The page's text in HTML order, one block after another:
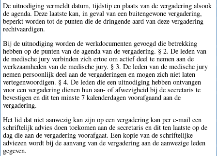
De uitnodiging vermeldt datum, tijdstip en plaats van de vergadering alsook
de agenda. Deze laatste kan, in geval van een buitengewone vergadering,
beperkt worden tot de punten die de dringende aard van deze vergadering
rechtvaardigen.
Bij de uitnodiging worden de werkdocumenten gevoegd die betrekking
hebben op de punten van de agenda van de vergadering. § 2. De leden van
de medische jury verbinden zich ertoe om actief deel te nemen aan de
werkzaamheden van de medische jury. § 3. De leden van de medische jury
nemen persoonlijk deel aan de vergaderingen en mogen zich niet laten
vertegenwoordigen. § 4. De leden die een uitnodiging hebben ontvangen
voor een vergadering dienen hun aan- of afwezigheid bij de secretaris te
bevestigen en dit ten minste 7 kalenderdagen voorafgaand aan de
vergadering.
Het lid dat niet aanwezig kan zijn op een vergadering kan per e-mail een
schriftelijk advies doen toekomen aan de secretaris en dit ten laatste op de
dag die aan de vergadering voorafgaat. Een kopie van de schriftelijke
adviezen wordt bij de aanvang van de vergadering aan de aanwezige leden
gegeven.